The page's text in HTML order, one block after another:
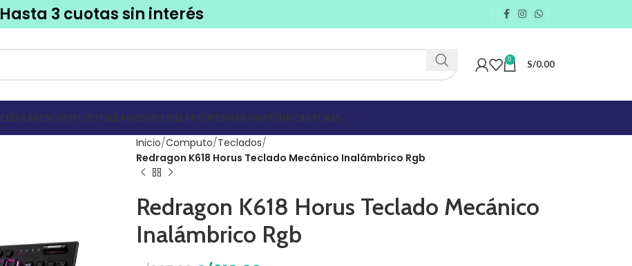
Hasta 3 cuotas sin interés
0 S/0.00
CELULARESCOMPUTOTECLADOSMOUSELAPTOPSSMARTWATCHMONITORES
Inicio Computo Teclados
Redragon K618 Horus Teclado Mecánico Inalámbrico Rgb
Redragon K618 Horus Teclado Mecánico
Inalámbrico Rgb